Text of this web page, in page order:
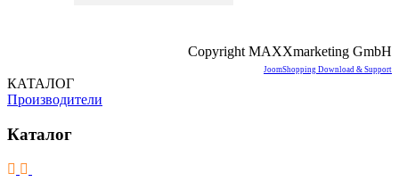
Copyright MAXXmarketing GmbH
JoomShopping Download & Support
КАТАЛОГ
Производители
Каталог